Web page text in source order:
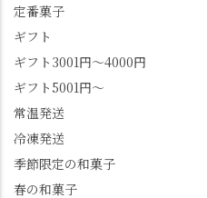
かったらぜひこの機会
北川🍡 住所 長岡京市う
ぐいす台1-3 TEL 075-
954-0400 営業時間 10:00
@mizuha_kitagawa #セン
ス長岡京 #SENSE長岡
京公式アンバサダー #み
定番菓子
ギフト
ギフト3001円～4000円
ギフト5001円～
常温発送
冷凍発送
季節限定の和菓子
春の和菓子